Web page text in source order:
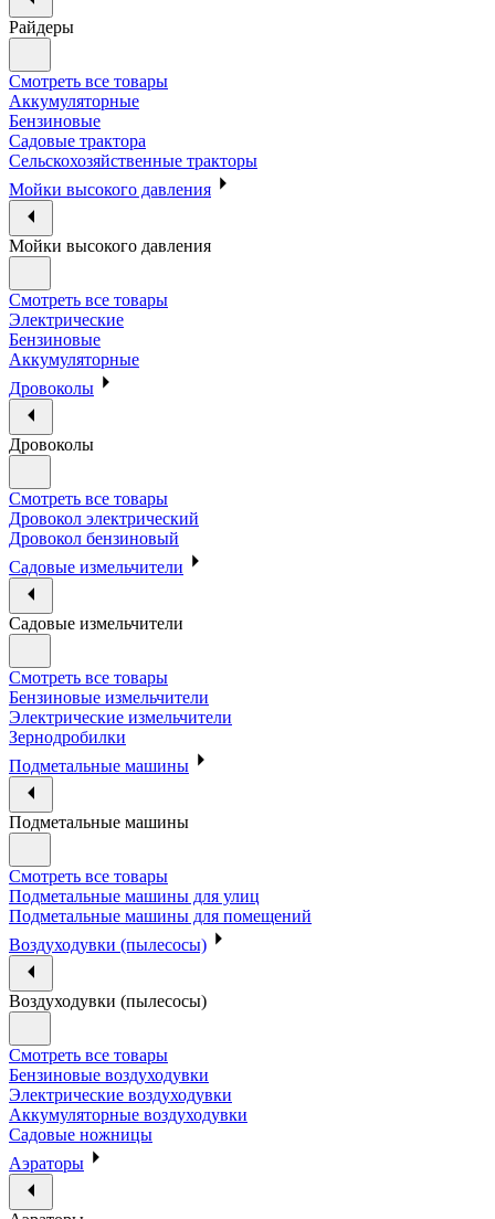
Райдеры
Смотреть все товары
Аккумуляторные
Бензиновые
Садовые трактора
Сельскохозяйственные тракторы
Мойки высокого давления
Мойки высокого давления
Смотреть все товары
Электрические
Бензиновые
Аккумуляторные
Дровоколы
Дровоколы
Смотреть все товары
Дровокол электрический
Дровокол бензиновый
Садовые измельчители
Садовые измельчители
Смотреть все товары
Бензиновые измельчители
Электрические измельчители
Зернодробилки
Подметальные машины
Подметальные машины
Смотреть все товары
Подметальные машины для улиц
Подметальные машины для помещений
Воздуходувки (пылесосы)
Воздуходувки (пылесосы)
Смотреть все товары
Бензиновые воздуходувки
Электрические воздуходувки
Аккумуляторные воздуходувки
Садовые ножницы
Аэраторы